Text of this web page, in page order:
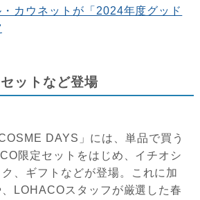
カウネットが「2024年度グッド
ットなど登場
DAYS」には、単品で買う
限定セットをはじめ、イチオシ
、ギフトなどが登場。これに加
LOHACOスタッフが厳選した春